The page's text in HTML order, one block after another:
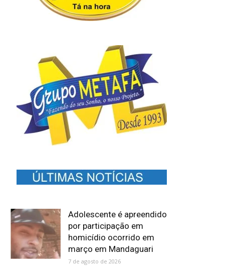
Adolescente é apreendido
por participação em
homicídio ocorrido em
março em Mandaguari
7 de agosto de 2026